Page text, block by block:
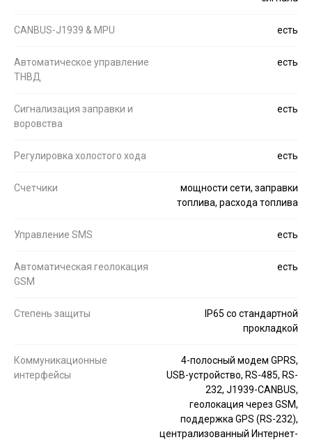
CANBUS-J1939 & MPU есть
Автоматическое управление
ТНВД
есть
Сигнализация заправки и
воровства
есть
Регулировка холостого хода есть
Счетчики
мощности сети, заправки
топлива, расхода топлива
Управление SMS есть
Автоматическая геолокация
GSM
есть
Степень защиты
IP65 со стандартной
прокладкой
Коммуникационные
интерфейсы
4-полосный модем GPRS,
USB-устройство, RS-485, RS-
232, J1939-CANBUS,
геолокация через GSM,
поддержка GPS (RS-232),
централизованный Интернет-